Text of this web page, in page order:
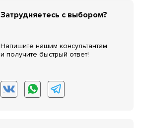
Затрудняетесь с выбором?
Напишите нашим консультантам
и получите быстрый ответ!